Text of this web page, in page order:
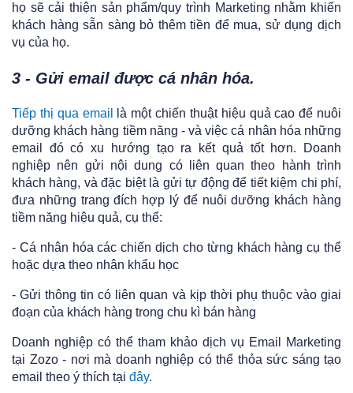
họ sẽ cải thiện sản phẩm/quy trình Marketing nhằm khiến
khách hàng sẵn sàng bỏ thêm tiền để mua, sử dụng dịch
vụ của họ.
3 - Gửi email được cá nhân hóa.
Tiếp thị qua email
là một chiến thuật hiệu quả cao để nuôi
dưỡng khách hàng tiềm năng - và việc cá nhân hóa những
email đó có xu hướng tạo ra kết quả tốt hơn. Doanh
nghiệp nên gửi nội dung có liên quan theo hành trình
khách hàng, và đặc biệt là gửi tự động để tiết kiệm chi phí,
đưa những trang đích hợp lý để nuôi dưỡng khách hàng
tiềm năng hiệu quả, cụ thể:
- Cá nhân hóa các chiến dịch cho từng khách hàng cụ thể
hoặc dựa theo nhân khẩu học
- Gửi thông tin có liên quan và kịp thời phụ thuộc vào giai
đoạn của khách hàng trong chu kì bán hàng
Doanh nghiệp có thể tham khảo dịch vụ Email Marketing
tại Zozo - nơi mà doanh nghiệp có thể thỏa sức sáng tạo
email theo ý thích tại đây.